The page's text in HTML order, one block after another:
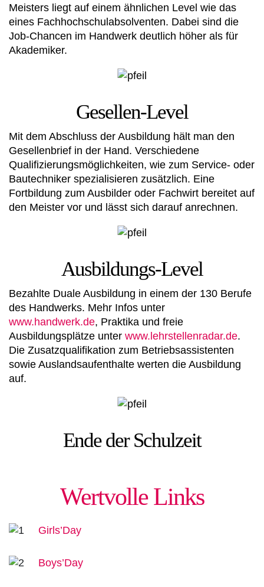
Meisters liegt auf einem ähnlichen Level wie das
eines Fachhochschulabsolventen. Dabei sind die
Job-Chancen im Handwerk deutlich höher als für
Akademiker.
Gesellen-Level
Mit dem Abschluss der Ausbildung hält man den
Gesellenbrief in der Hand. Verschiedene
Qualifizierungsmöglichkeiten, wie zum Service- oder
Bautechniker spezialisieren zusätzlich. Eine
Fortbildung zum Ausbilder oder Fachwirt bereitet auf
den Meister vor und lässt sich darauf anrechnen.
Ausbildungs-Level
Bezahlte Duale Ausbildung in einem der 130 Berufe
des Handwerks. Mehr Infos unter
www.handwerk.de, Praktika und freie
Ausbildungsplätze unter www.lehrstellenradar.de.
Die Zusatzqualifikation zum Betriebsassistenten
sowie Auslandsaufenthalte werten die Ausbildung
auf.
Ende der Schulzeit
Wertvolle Links
Girls’Day
Boys’Day